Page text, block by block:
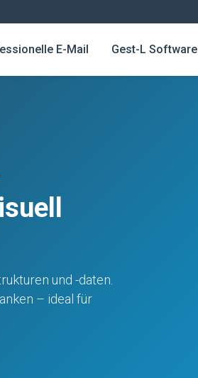
E-Mail Gest-L Software
und -daten.
– ideal für